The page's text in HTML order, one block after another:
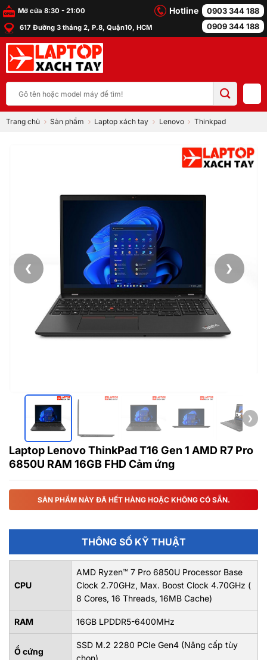
Bỏ
qua
nội
dung
Mở cửa 8:30 - 21:00
617 Đường 3 tháng 2, P.8, Quận10, HCM
Hotline
0903 344 188
0909 344 188
kiếm:
Trang chủ Sản phẩm Laptop xách tay Lenovo Thinkpad
❮ ❯
❯
Laptop Lenovo ThinkPad T16 Gen 1 AMD R7 Pro
6850U RAM 16GB FHD Cảm ứng
SẢN PHẨM NÀY ĐÃ HẾT HÀNG HOẶC KHÔNG CÓ SẴN.
THÔNG SỐ KỸ THUẬT
CPU
AMD Ryzen™ 7 Pro 6850U Processor Base
Clock 2.70GHz, Max. Boost Clock 4.70GHz (
8 Cores, 16 Threads, 16MB Cache)
RAM 16GB LPDDR5-6400MHz
Ổ cứng
SSD M.2 2280 PCIe Gen4 (Nâng cấp tùy
chọn)